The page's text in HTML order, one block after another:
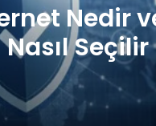
Nedir
Seçilir